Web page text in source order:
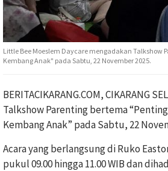
Little Bee Moeslem Daycare mengadakan
Kembang Anak" pada Sabtu, 22 November 2025.
BERITACIKARANG.COM, CIKARANG
Talkshow Parenting bertema
Kembang Anak” pada Sabtu, 22
Acara yang berlangsung di Ruko
pukul 09.00 hingga 11.00 WIB dan